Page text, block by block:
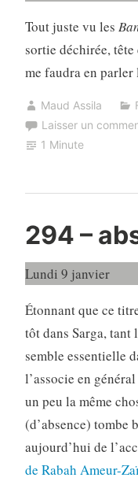
Tout juste vu les
sortie déchirée,
me faudra en parler
Maud Assila
Laisser un
1 Minute
294 –
Lundi 9 janvier
Étonnant que ce
tôt dans Sarga, tant
semble essentielle
l’associe en
un peu la même
(d’absence) tombe
aujourd’hui de
de Rabah Ameur-